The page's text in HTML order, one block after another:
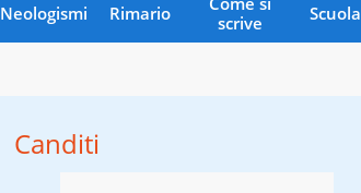
Neologismi Rimario
scrive
Scuola
Canditi